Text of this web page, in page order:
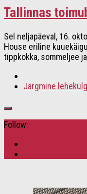
Tallinnas
Sel neljapäeval, 16.
House eriline
tippkokka, sommeljee
Järgmine
Follow: